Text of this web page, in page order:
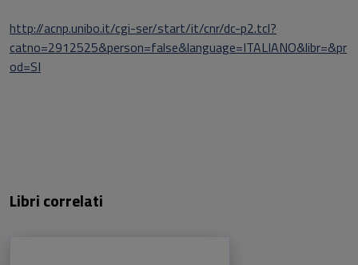
http://acnp.unibo.it/cgi-ser/start/it/cnr/dc-p2.tcl?
catno=2912525&person=false&language=ITALIANO&libr=&pr
od=SI
Libri correlati